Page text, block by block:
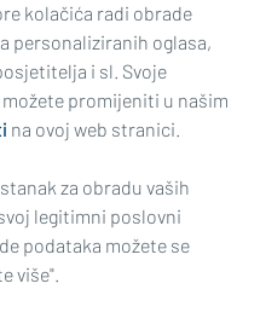
Politika privatnosti
Suradnici
kolačića radi obrade
personaliziranih oglasa,
i sl. Svoje
promijeniti u našim
na ovoj web stranici.
za obradu vaših
legitimni poslovni
podataka možete se
više".